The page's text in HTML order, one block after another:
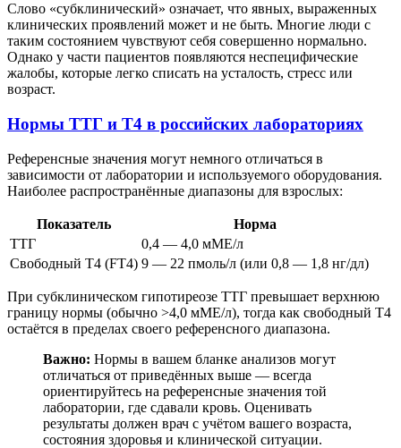
Слово «субклинический» означает, что явных, выраженных
клинических проявлений может и не быть. Многие люди с
таким состоянием чувствуют себя совершенно нормально.
Однако у части пациентов появляются неспецифические
жалобы, которые легко списать на усталость, стресс или
возраст.
Нормы ТТГ и Т4 в российских лабораториях
Референсные значения могут немного отличаться в
зависимости от лаборатории и используемого оборудования.
Наиболее распространённые диапазоны для взрослых:
Показатель
Норма
ТТГ
0,4 — 4,0 мМЕ/л
Свободный Т4 (FT4) 9 — 22 пмоль/л (или 0,8 — 1,8 нг/дл)
При субклиническом гипотиреозе ТТГ превышает верхнюю
границу нормы (обычно >4,0 мМЕ/л), тогда как свободный Т4
остаётся в пределах своего референсного диапазона.
Важно: Нормы в вашем бланке анализов могут
отличаться от приведённых выше — всегда
ориентируйтесь на референсные значения той
лаборатории, где сдавали кровь. Оценивать
результаты должен врач с учётом вашего возраста,
состояния здоровья и клинической ситуации.